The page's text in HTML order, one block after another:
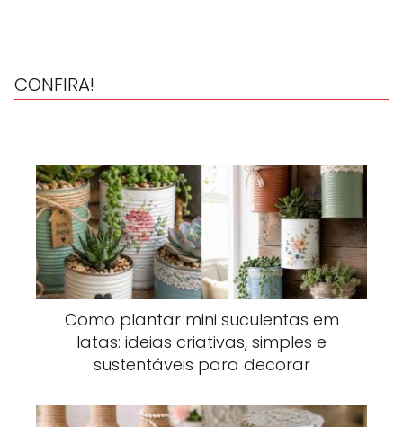
CONFIRA!
Como plantar mini suculentas em
latas: ideias criativas, simples e
sustentáveis para decorar